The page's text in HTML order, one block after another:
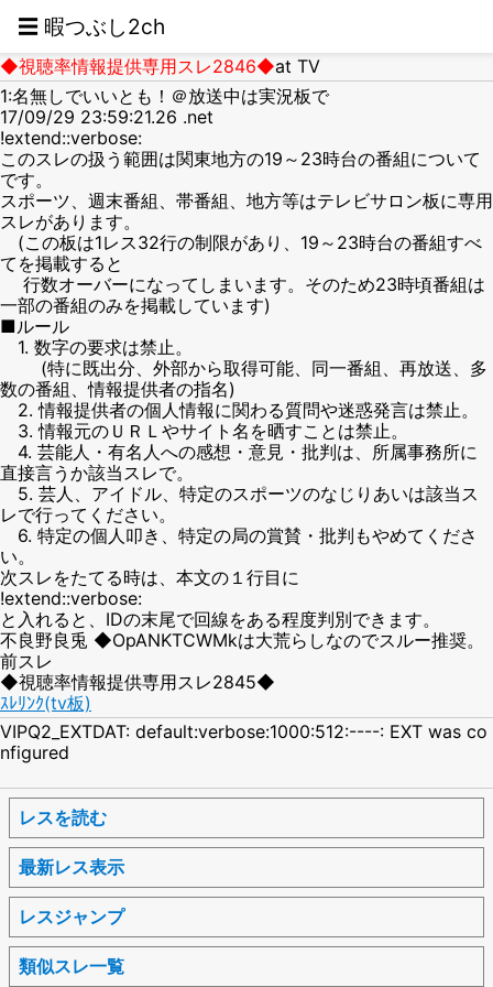
☰ 暇つぶし2ch
◆視聴率情報提供専用スレ2846◆at TV
1:名無しでいいとも！＠放送中は実況板で
17/09/29 23:59:21.26 .net
!extend::verbose:
このスレの扱う範囲は関東地方の19～23時台の番組について
です。
スポーツ、週末番組、帯番組、地方等はテレビサロン板に専用
スレがあります。
(この板は1レス32行の制限があり、19～23時台の番組すべ
てを掲載すると
行数オーバーになってしまいます。そのため23時頃番組は
一部の番組のみを掲載しています)
■ルール
1. 数字の要求は禁止。
(特に既出分、外部から取得可能、同一番組、再放送、多
数の番組、情報提供者の指名)
2. 情報提供者の個人情報に関わる質問や迷惑発言は禁止。
3. 情報元のＵＲＬやサイト名を晒すことは禁止。
4. 芸能人・有名人への感想・意見・批判は、所属事務所に
直接言うか該当スレで。
5. 芸人、アイドル、特定のスポーツのなじりあいは該当ス
レで行ってください。
6. 特定の個人叩き、特定の局の賞賛・批判もやめてくださ
い。
次スレをたてる時は、本文の１行目に
!extend::verbose:
と入れると、IDの末尾で回線をある程度判別できます。
不良野良兎 ◆OpANKTCWMkは大荒らしなのでスルー推奨。
前スレ
◆視聴率情報提供専用スレ2845◆
ｽﾚﾘﾝｸ(tv板)
VIPQ2_EXTDAT: default:verbose:1000:512:----: EXT was co
nfigured
レスを読む
最新レス表示
レスジャンプ
類似スレ一覧